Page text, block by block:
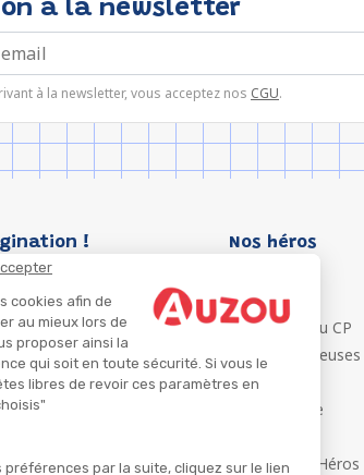
cookies afin de
au mieux lors de
proposer ainsi la
qui soit en toute sécurité. Si vous le
libres de revoir ces paramètres en
préférences par la suite, cliquez sur le lien
à la newsletter
à la newsletter, vous acceptez nos CGU.
! Nos héros
P'tit Loup
Les Héros du CP
Les Influenceuses
Migali
Petite Taupe
Ma Boîte à Héros